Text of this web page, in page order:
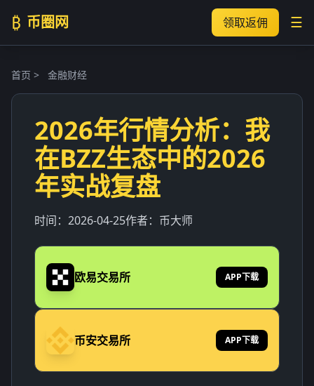
₿ 币圈网 领取返佣 ☰
首页 > 金融财经
2026年行情分析：我
在BZZ生态中的2026
年实战复盘
时间： 2026-04-25作者： 币大师
欧易交易所 APP下载
币安交易所 APP下载